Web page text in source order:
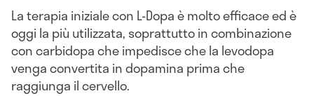
La terapia iniziale con L-Dopa è molto efficace ed è
oggi la più utilizzata, soprattutto in combinazione
con carbidopa che impedisce che la levodopa
venga convertita in dopamina prima che
raggiunga il cervello.